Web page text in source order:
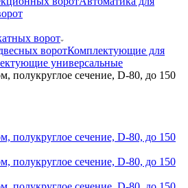
ворот
воротКомплектующие для
универсальные
полукруглое сечение, D-80, до 150